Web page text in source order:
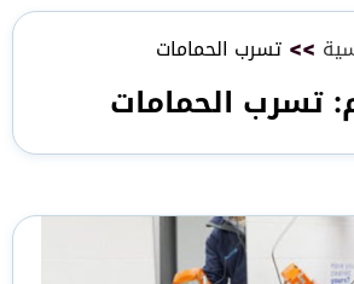
>> تسرب الحمامات
تسرب الحمامات